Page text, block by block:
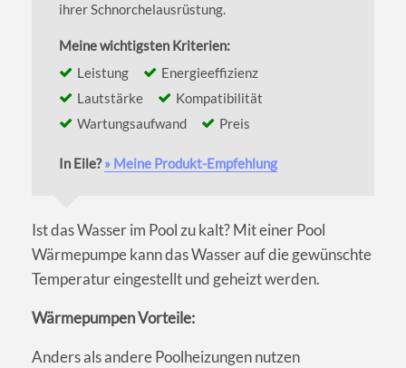
ihrer Schnorchelausrüstung.
Meine wichtigsten Kriterien:
Leistung
Energieeffizienz
Lautstärke
Kompatibilität
Wartungsaufwand
Preis
In Eile?» Meine Produkt-Empfehlung
Ist das Wasser im Pool zu kalt? Mit einer Pool
Wärmepumpe kann das Wasser auf die gewünschte
Temperatur eingestellt und geheizt werden.
Wärmepumpen Vorteile:
Anders als andere Poolheizungen nutzen